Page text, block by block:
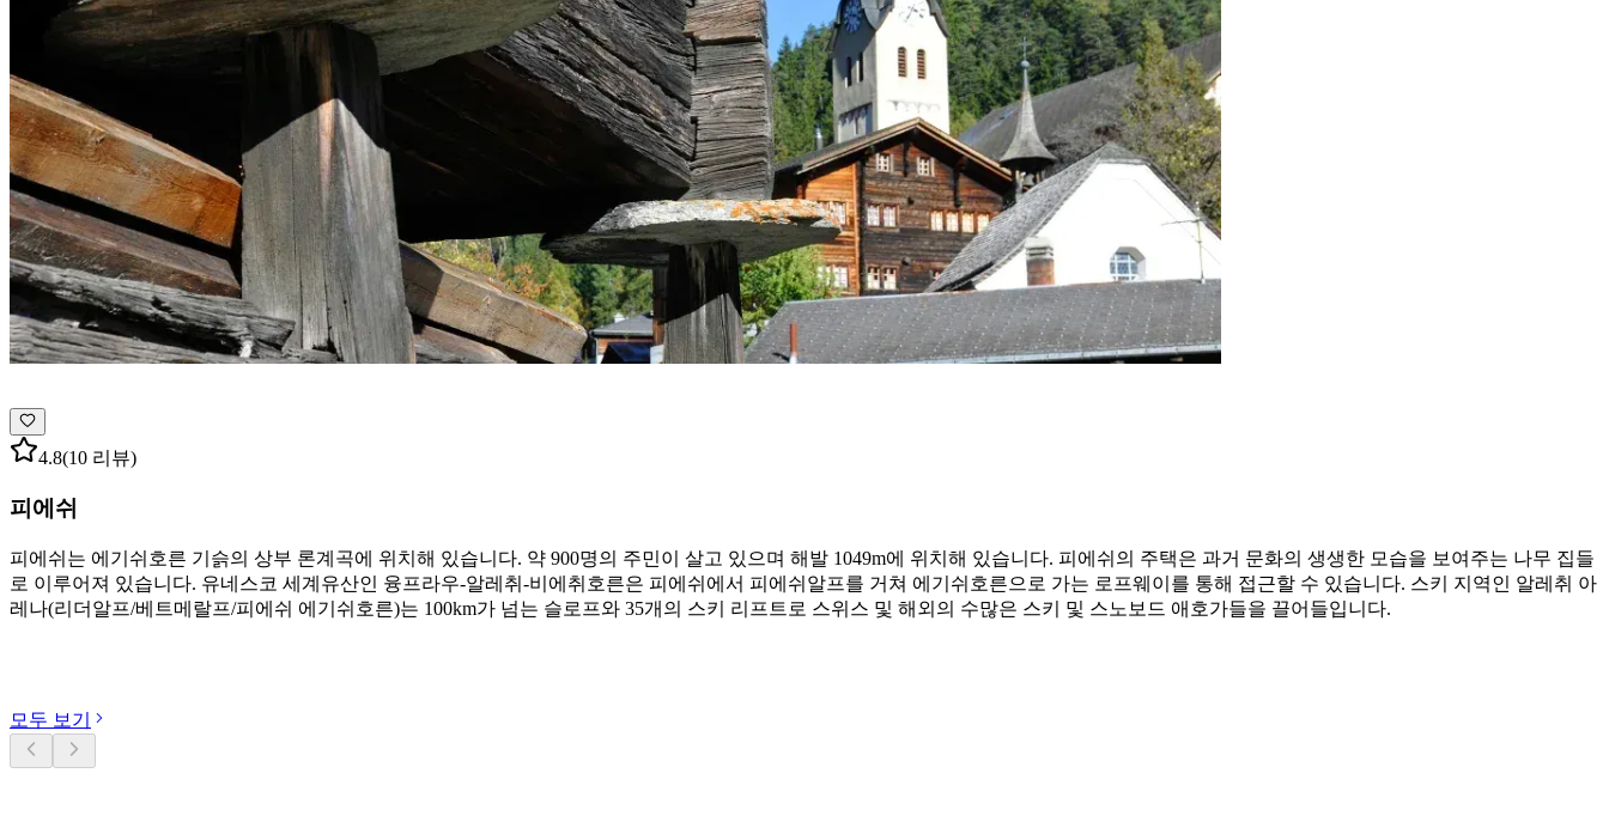
4.8(10 리뷰)
피에쉬
피에쉬는 에기쉬호른 기슭의 상부 론계곡에 위치해 있습니다. 약 900명의 주민이 살고 있으며 해발 1049m에 위치해 있습니다. 피에쉬의 주택은 과거 문화의 생생한 모습을 보여주는 나무 집들
로 이루어져 있습니다. 유네스코 세계유산인 융프라우-알레취-비에취호른은 피에쉬에서 피에쉬알프를 거쳐 에기쉬호른으로 가는 로프웨이를 통해 접근할 수 있습니다. 스키 지역인 알레취 아
레나(리더알프/베트메랄프/피에쉬 에기쉬호른)는 100km가 넘는 슬로프와 35개의 스키 리프트로 스위스 및 해외의 수많은 스키 및 스노보드 애호가들을 끌어들입니다.
모두 보기